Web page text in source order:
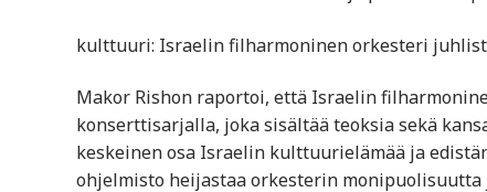
kulttuuri: Israelin filharmoninen orkesteri
Makor Rishon raportoi, että Israelin
konserttisarjalla, joka sisältää teoksia sekä
keskeinen osa Israelin kulttuurielämää ja
ohjelmisto heijastaa orkesterin